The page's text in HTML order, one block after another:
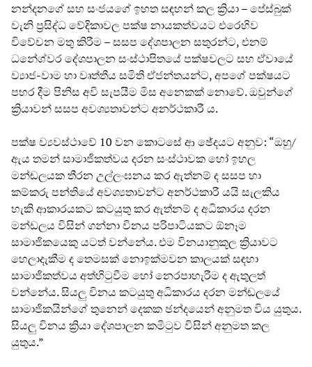
නන්දනගේ සහ සංජයගේ ඉහත සඳහන් කල ක්‍රියා – පේස්බුක්
වැනි ප්‍රසිද්ධ වේදිකාවල පක්ෂ නායකත්වයට එරෙහිව
විවේචන මතු කිරීම – සසප දේශපාලන සතුරන්ට, එනම්
ධනේශ්වර දේශපාලන සංස්ථාපිතයේ පක්ෂවලට සහ ඒවායේ
ව්‍යාජ-වාම හා වෘත්තීය සමිති ඒජන්තයන්ට, අපගේ පක්ෂයට
පහර දීම පිනිස අවි සැපයීම මිස අනෙකක් නොවේ. ඔවුන්ගේ
ක්‍රියාවන් සසප අවශ්‍යතාවන්ට අනර්ථකාරී ය.
පක්ෂ ව්‍යවස්ථාවේ 10 වන කොටසේ ආ ඡේදයට අනුව: “ඔහු/
ඇය තමන් සාමාජිකත්වය දරන සංස්ථාවක හෝ ඉහල
මන්ඬලයක තීරන උල්ලංඝනය කර ඇත්නම් ද සසප හා
කම්කරු පන්තියේ අවශ්‍යතාවන්ට අනර්ථකාරී යයි සැලකිය
හැකි ආකාරයකට කටයුතු කර ඇත්නම් ද අධිකාරය දරන
මන්ඩලය විසින් ගන්නා විනය පරිපාටියකට ඕනෑම
සාමාජිකයෙකු යටත් වන්නේය. එම විනයානුකූල ක්‍රියාවට
හෙලාදැකීම ද තෙමසක් නොඉක්මවන කාලයක් සඳහා
සාමාජිකත්වය අත්හිටුවීම හෝ නෙරපාහැරීම ද ඇතුලත්
වන්නේය. සියලු විනය කටයුතු අධිකාරය දරන මන්ඬලයේ
සාමාජිකයින්ගේ තුනෙන් දෙකක ඡන්දයෙන් අනුමත විය යුතුය.
සියලු විනය ක්‍රියා දේශපාලන කමිටුව විසින් අනුමත කල
යුතුය.”